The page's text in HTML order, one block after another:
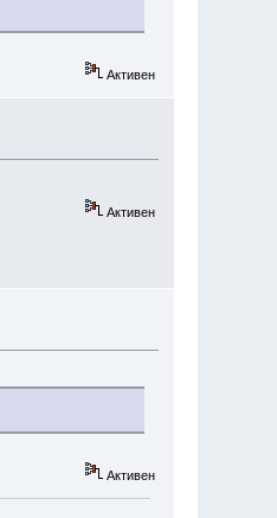
Активен
Активен
Активен